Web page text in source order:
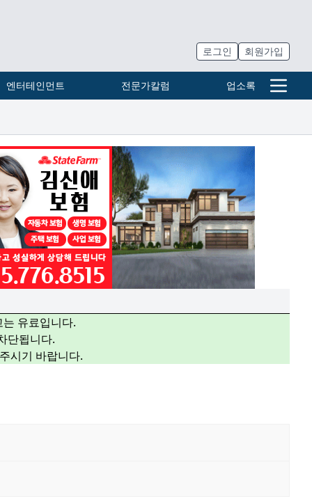
로그인 회원가입
엔터테인먼트 전문가칼럼 업소록
유료입니다.
단됩니다.
시기 바랍니다.